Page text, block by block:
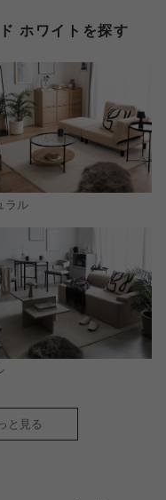
ホワイトを探す
ラル
と見る